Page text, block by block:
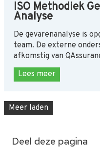
ISO Methodiek
Analyse
De gevarenanalyse is
team. De externe
afkomstig van
Lees meer
Meer laden
Deel deze pagina